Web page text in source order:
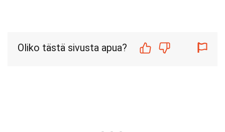
Oliko tästä sivusta apua?